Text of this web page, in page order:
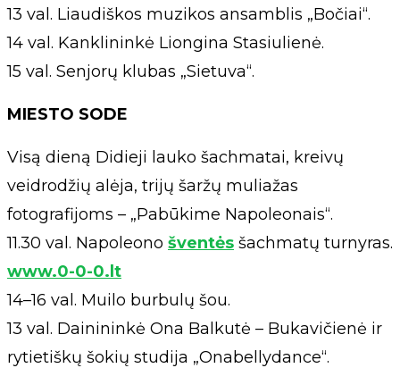
13 val. Liaudiškos muzikos ansamblis „Bočiai“.
14 val. Kanklininkė Liongina Stasiulienė.
15 val. Senjorų klubas „Sietuva“.
MIESTO SODE
Visą dieną Didieji lauko šachmatai, kreivų
veidrodžių alėja, trijų šaržų muliažas
fotografijoms – „Pabūkime Napoleonais“.
11.30 val. Napoleono šventės šachmatų turnyras.
www.0-0-0.lt
14–16 val. Muilo burbulų šou.
13 val. Dainininkė Ona Balkutė – Bukavičienė ir
rytietiškų šokių studija „Onabellydance“.